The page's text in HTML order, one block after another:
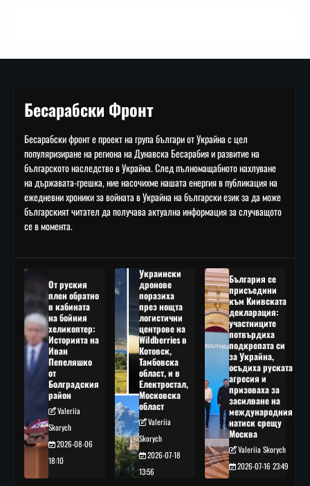
Бесарабски Фронт
Бесарабски фронт е проект на група българи от Украйна с цел
популяризиране на региона на Дунавска Бесарабия и развитие на
българското наследство в Украйна. След пълномащабното нахлуване
на държавата-грешка, ние насочихме нашата енергия в публикация на
ежедневни хроники за войната в Украйна на български език за да може
българският читател да получава актуална информация за случващото
се в момента.
От руския
плен обратно
в кабината
на бойния
хеликоптер:
Историята на
Иван
Пепеляшко
от
Болградския
район
Valeriia
Skorych
2026-08-06
18:10
Украински
дронове
поразиха
през нощта
логистични
центрове на
Wildberries в
Котовск,
Тамбовска
област, и в
Електростал,
Московска
област
Valeriia
Skorych
2026-07-18
13:56
България се
присъедини
към Киивската
декларация:
участниците
потвърдиха
подкрепата си
за Украйна,
осъдиха руската
агресия и
призоваха за
засилване на
международния
натиск срещу
Москва
Valeriia Skorych
2026-07-16 23:49